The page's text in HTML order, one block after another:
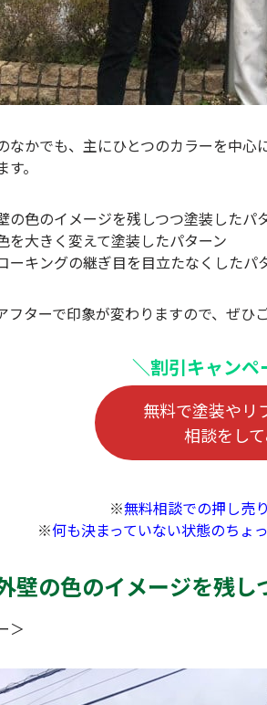
なかでも、主にひとつのカラーを中心
。
の色のイメージを残しつつ塗装したパ
を大きく変えて塗装したパターン
ーキングの継ぎ目を目立たなくしたパ
フターで印象が変わりますので、ぜひ
＼割引キャンペ
無料で塗装やリ
相談をし
※無料相談での押し売
※何も決まっていない状態のちょ
壁の色のイメージを残し
＞